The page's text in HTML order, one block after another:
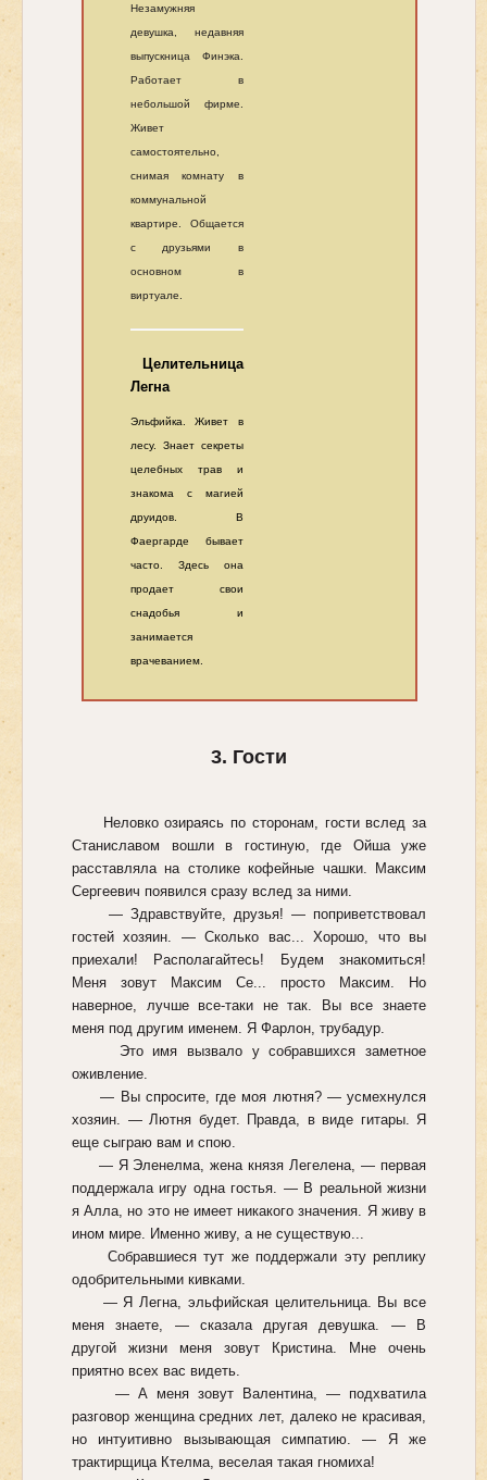
Незамужняя
девушка, недавняя
выпускница Финэка.
Работает в
небольшой фирме.
Живет
самостоятельно,
снимая комнату в
коммунальной
квартире. Общается
с друзьями в
основном в
виртуале.
Целительница
Легна
Эльфийка. Живет в
лесу. Знает секреты
целебных трав и
знакома с магией
друидов. В
Фаергарде бывает
часто. Здесь она
продает свои
снадобья и
занимается
врачеванием.
3. Гости
Неловко озираясь по сторонам, гости вслед за
Станиславом вошли в гостиную, где Ойша уже
расставляла на столике кофейные чашки. Максим
Сергеевич появился сразу вслед за ними.
— Здравствуйте, друзья! — поприветствовал
гостей хозяин. — Сколько вас... Хорошо, что вы
приехали! Располагайтесь! Будем знакомиться!
Меня зовут Максим Се... просто Максим. Но
наверное, лучше все-таки не так. Вы все знаете
меня под другим именем. Я Фарлон, трубадур.
Это имя вызвало у собравшихся заметное
оживление.
— Вы спросите, где моя лютня? — усмехнулся
хозяин. — Лютня будет. Правда, в виде гитары. Я
еще сыграю вам и спою.
— Я Эленелма, жена князя Легелена, — первая
поддержала игру одна гостья. — В реальной жизни
я Алла, но это не имеет никакого значения. Я живу в
ином мире. Именно живу, а не существую...
Собравшиеся тут же поддержали эту реплику
одобрительными кивками.
— Я Легна, эльфийская целительница. Вы все
меня знаете, — сказала другая девушка. — В
другой жизни меня зовут Кристина. Мне очень
приятно всех вас видеть.
— А меня зовут Валентина, — подхватила
разговор женщина средних лет, далеко не красивая,
но интуитивно вызывающая симпатию. — Я же
трактирщица Ктелма, веселая такая гномиха!